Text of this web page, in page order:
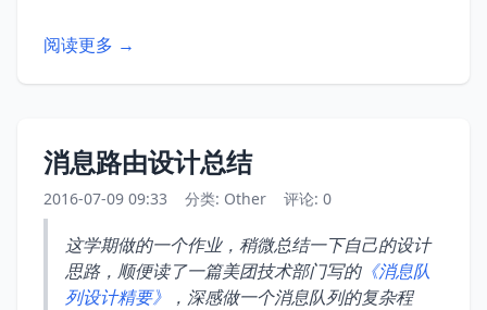
阅读更多 →
消息路由设计总结
2016-07-09 09:33 分类: Other 评论: 0
这学期做的一个作业，稍微总结一下自己的设计
思路，顺便读了一篇美团技术部门写的《消息队
列设计精要》
，深感做一个消息队列的复杂程